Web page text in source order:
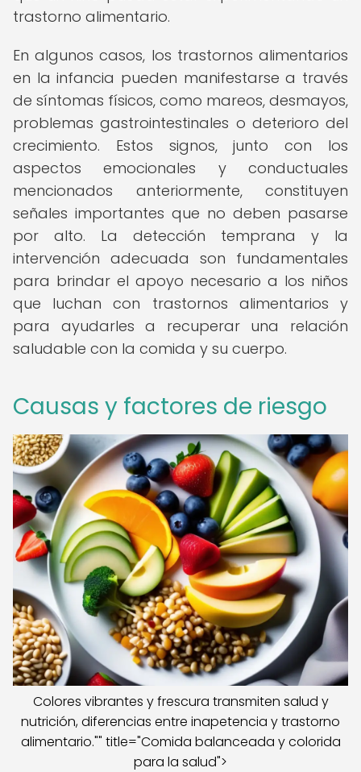
trastorno alimentario.
En algunos casos, los trastornos alimentarios
en la infancia pueden manifestarse a través
de síntomas físicos, como mareos, desmayos,
problemas gastrointestinales o deterioro del
crecimiento. Estos signos, junto con los
aspectos emocionales y conductuales
mencionados anteriormente, constituyen
señales importantes que no deben pasarse
por alto. La detección temprana y la
intervención adecuada son fundamentales
para brindar el apoyo necesario a los niños
que luchan con trastornos alimentarios y
para ayudarles a recuperar una relación
saludable con la comida y su cuerpo.
Causas y factores de riesgo
Colores vibrantes y frescura transmiten salud y
nutrición, diferencias entre inapetencia y trastorno
alimentario."" title="Comida balanceada y colorida
para la salud">